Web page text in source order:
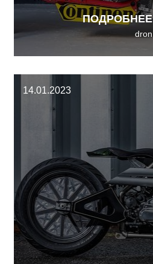
ПОДРОБНЕЕ
Получившаяся адская
смесь по-настоящему
впечатляет!
dron
14.01.2023